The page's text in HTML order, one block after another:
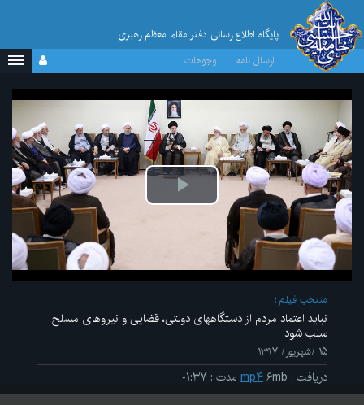
پایگاه اطلاع رسانی دفتر مقام معظم رهبری
ارسال نامه
وجوهات
پخش
منتخب فیلم
نباید اعتماد مردم از دستگاههای دولتی، قضایی و نیروهای مسلح
سلب شود
۱۵ /شهریور/ ۱۳۹۷
دریافت : mp۴۶mb مدت : ۰۱:۳۷